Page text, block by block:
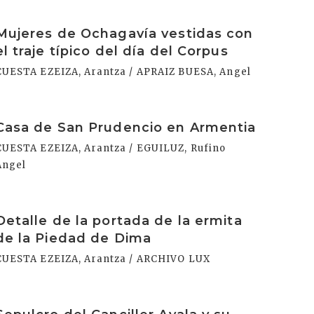
de Ochagavía vestidas con
traje típico del día del Corpus
EZEIZA, Arantza / APRAIZ BUESA, Angel
de San Prudencio en Armentia
EZEIZA, Arantza / EGUILUZ, Rufino
de la portada de la ermita
la Piedad de Dima
EZEIZA, Arantza / ARCHIVO LUX